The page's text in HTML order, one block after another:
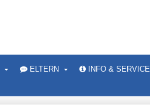
ELTERN INFO & SERVICE